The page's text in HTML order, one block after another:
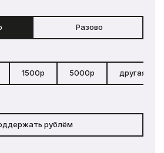
Разово
1500р 5000р другая
рублём